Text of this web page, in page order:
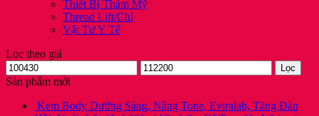
Thiết Bị Thẩm Mỹ
Thread Lift/Chỉ
Vật Tư Y Tế
Lọc theo giá
Giá
thấp
Giá
cao
Lọc
Sản phẩm mới
Kem Body Dưỡng Sáng, Nâng Tone, Eviralab, Tăng Đàn